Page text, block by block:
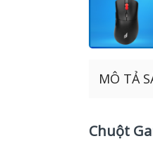
MÔ TẢ
Chuột